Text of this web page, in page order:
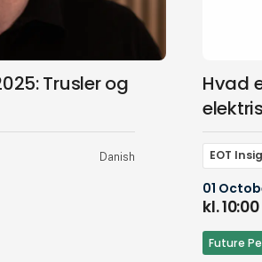
Trusler og
Danish
Hvad
EOT
01
kl. 10:00
Future